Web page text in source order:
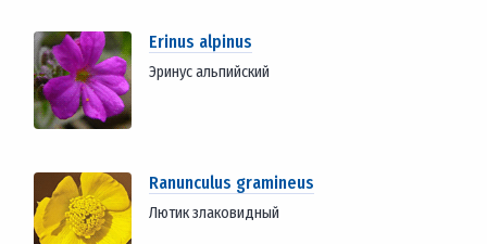
Erinus alpinus
Эринус альпийский
Ranunculus gramineus
Лютик злаковидный